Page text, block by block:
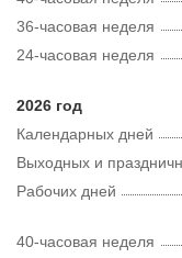
36-часовая неделя
24-часовая неделя
2026 год
Календарных дней
Рабочих дней
Выходных и
40-часовая неделя